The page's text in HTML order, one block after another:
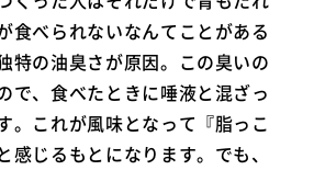
食べられないなんてことがある
特の油臭さが原因。この臭いの
で、食べたときに唾液と混ざっ
。これが風味となって『脂っこ
感じるもとになります。でも、